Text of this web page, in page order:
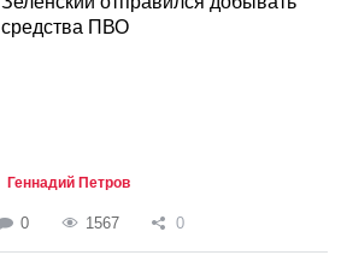
средства ПВО
Геннадий Петров
0 1567 0